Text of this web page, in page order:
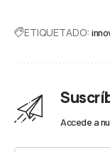
ETIQUETADO:
Accede a